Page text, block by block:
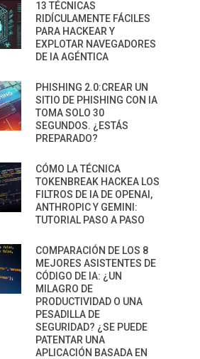
13 TÉCNICAS
RIDÍCULAMENTE FÁCILES
PARA HACKEAR Y
EXPLOTAR NAVEGADORES
DE IA AGÉNTICA
PHISHING 2.0:CREAR UN
SITIO DE PHISHING CON IA
TOMA SOLO 30
SEGUNDOS. ¿ESTÁS
PREPARADO?
CÓMO LA TÉCNICA
TOKENBREAK HACKEA LOS
FILTROS DE IA DE OPENAI,
ANTHROPIC Y GEMINI:
TUTORIAL PASO A PASO
COMPARACIÓN DE LOS 8
MEJORES ASISTENTES DE
CÓDIGO DE IA: ¿UN
MILAGRO DE
PRODUCTIVIDAD O UNA
PESADILLA DE
SEGURIDAD? ¿SE PUEDE
PATENTAR UNA
APLICACIÓN BASADA EN